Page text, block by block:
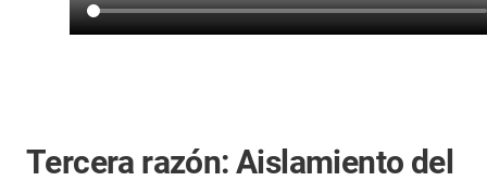
Tercera razón: Aislamiento del